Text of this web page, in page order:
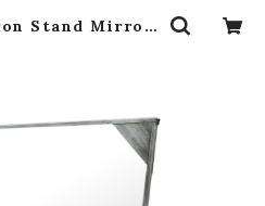
Iron Stand Mirror